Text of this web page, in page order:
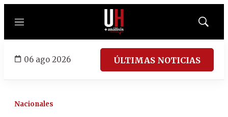
Menú
Mostrar
06 ago 2026 ÚLTIMAS NOTICIAS
Nacionales